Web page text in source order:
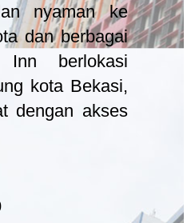
nyaman ke
dan berbagai
berlokasi
kota Bekasi,
dengan akses